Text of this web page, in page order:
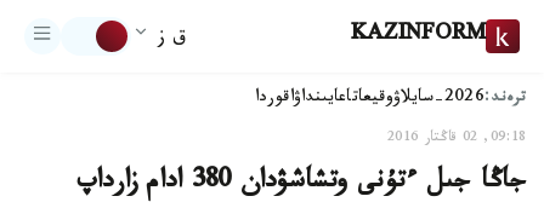
KAZINFORM ق ز
ترەند:2026-سايلاۋ وقيعاتاعايىنداۋاقوردا
09:18, 02 قاڭتار 2016
جاڭا جىل ءتۇنى وتشاشۋدان 380 ادام زارداپ